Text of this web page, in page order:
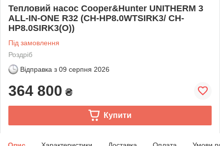
Тепловий насос Cooper&Hunter UNITHERM 3
ALL-IN-ONE R32 (CH-HP8.0WTSIRK3/ CH-
HP8.0SIRK3(O))
Під замовлення
Роздріб
Відправка з 09 серпня 2026
364 800 ₴
Купити